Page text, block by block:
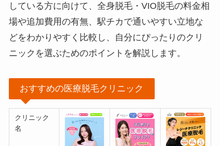
している方に向けて、全身脱毛・VIO脱毛の料金相
場や追加費用の有無、駅チカで通いやすい立地な
どをわかりやすく比較し、自分にぴったりのクリ
ニックを選ぶためのポイントを解説します。
おすすめの医療脱毛クリニック
クリニック
名